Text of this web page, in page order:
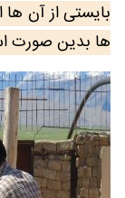
بایستی از آن
ها بدین صورت